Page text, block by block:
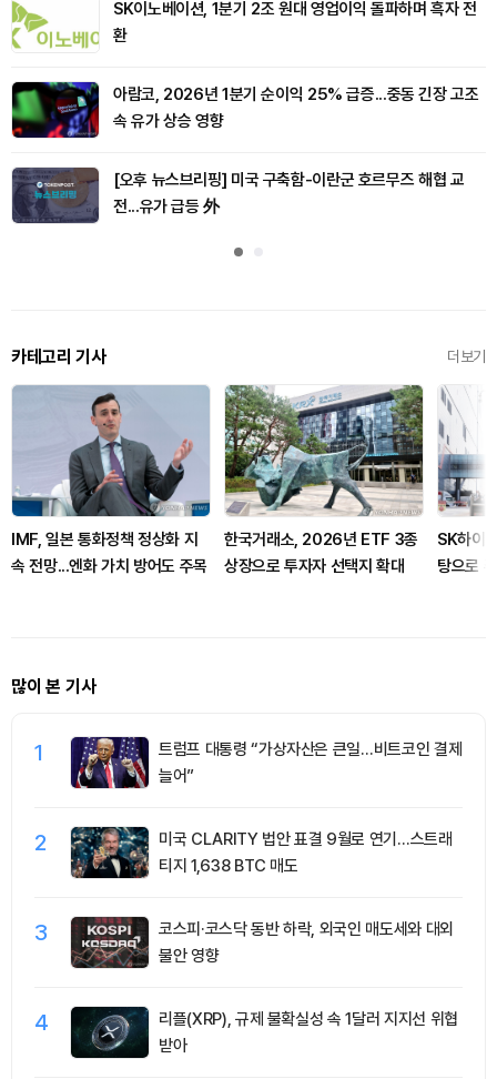
SK이노베이션, 1분기 2조 원대 영업이익 돌파하며 흑자 전
환
아람코, 2026년 1분기 순이익 25% 급증...중동 긴장 고조
속 유가 상승 영향
[오후 뉴스브리핑] 미국 구축함-이란군 호르무즈 해협 교
전...유가 급등 外
카테고리 기사 더보기
IMF, 일본 통화정책 정상화 지
속 전망...엔화 가치 방어도 주목
한국거래소, 2026년 ETF 3종
상장으로 투자자 선택지 확대
SK하이
탕으로
많이 본 기사
1
트럼프 대통령 “가상자산은 큰일…비트코인 결제
늘어”
2
미국 CLARITY 법안 표결 9월로 연기…스트래
티지 1,638 BTC 매도
3
코스피·코스닥 동반 하락, 외국인 매도세와 대외
불안 영향
4
리플(XRP), 규제 불확실성 속 1달러 지지선 위협
받아